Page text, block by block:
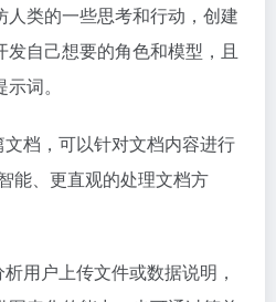
类的一些思考和行动，创建
自己想要的角色和模型，且
词。
文档，可以针对文档内容进行
能、更直观的处理文档方
析用户上传文件或数据说明，